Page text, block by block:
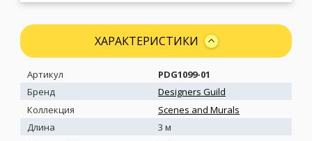
ХАРАКТЕРИСТИКИ
Артикул
PDG1099-01
Бренд
Designers Guild
Коллекция
Scenes and Murals
Длина
3 м